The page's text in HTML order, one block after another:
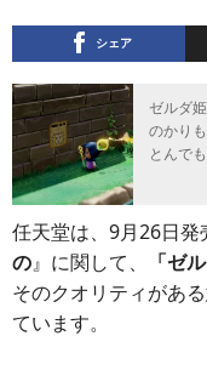
シェア
ゼルダ
のかり
とんで
任天堂は、9月26日発
の』に関して、 「ゼ
そのクオリティがあ
ています。